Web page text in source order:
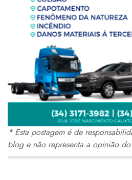
* Esta postagem é de
blog e não representa a opinião